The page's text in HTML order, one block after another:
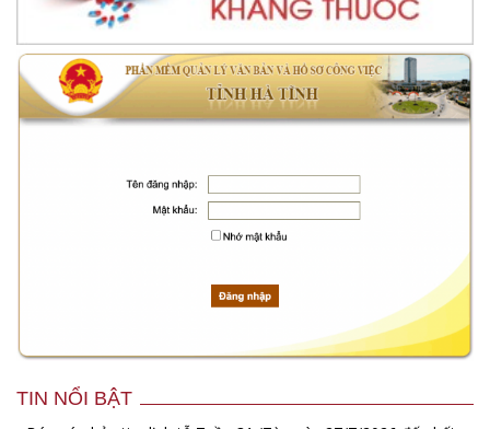
TIN NỔI BẬT